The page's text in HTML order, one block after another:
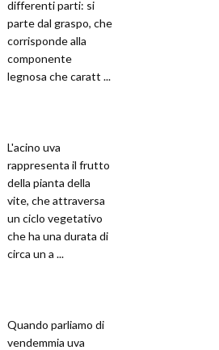
differenti parti: si
parte dal graspo, che
corrisponde alla
componente
legnosa che caratt ...
L'acino uva
rappresenta il frutto
della pianta della
vite, che attraversa
un ciclo vegetativo
che ha una durata di
circa un a ...
Quando parliamo di
vendemmia uva